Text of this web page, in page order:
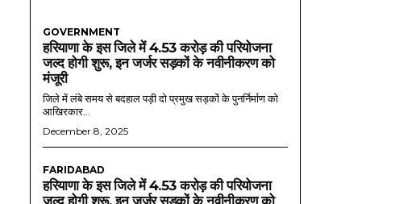
GOVERNMENT
हरियाणा के इस जिले में 4.53 करोड़ की परियोजना
जल्द होगी शुरू, इन जर्जर सड़कों के नवीनीकरण को
मंजूरी
जिले में लंबे समय से बदहाल पड़ी दो प्रमुख सड़कों के पुनर्निर्माण को
आखिरकार...
December 8, 2025
FARIDABAD
हरियाणा के इस जिले में 4.53 करोड़ की परियोजना
जल्द होगी शुरू, इन जर्जर सड़कों के नवीनीकरण को